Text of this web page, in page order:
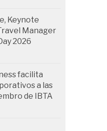
Keynote
Manager
2026
facilita
a las
de IBTA